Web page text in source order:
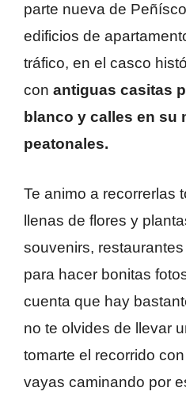
parte nueva de
edificios de
tráfico, en el casco
con antiguas casitas
blanco y calles en su
peatonales.
Te animo a recorrerlas
llenas de flores y
souvenirs,
para hacer bonitas
cuenta que hay
no te olvides de llevar
tomarte el recorrido
vayas caminando por